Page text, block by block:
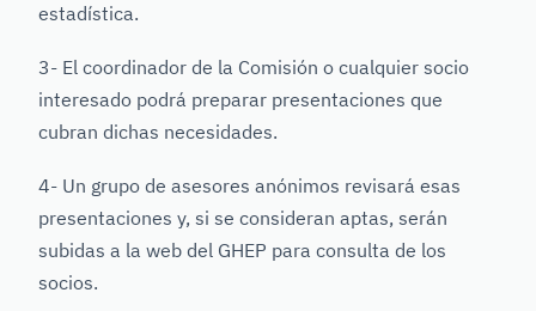
estadística.
3- El coordinador de la Comisión o cualquier socio
interesado podrá preparar presentaciones que
cubran dichas necesidades.
4- Un grupo de asesores anónimos revisará esas
presentaciones y, si se consideran aptas, serán
subidas a la web del GHEP para consulta de los
socios.